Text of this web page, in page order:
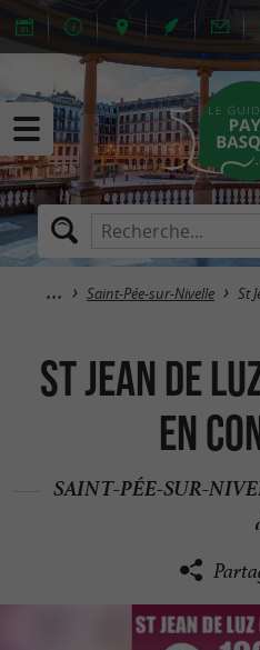
Saint-Pée-sur-Nivelle St
St Jean de
en
SAINT-PÉE-SUR-